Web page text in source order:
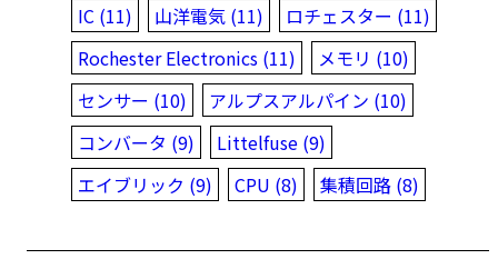
IC (11)
山洋電気 (11)
ロチェスター (11)
Rochester Electronics (11)
メモリ (10)
センサー (10)
アルプスアルパイン (10)
コンバータ (9)
Littelfuse (9)
エイブリック (9)
CPU (8) 集積回路 (8)